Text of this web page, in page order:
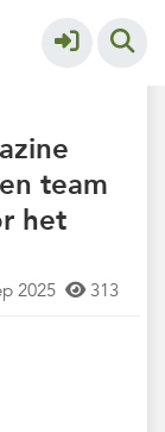
More
team
het
2025 313